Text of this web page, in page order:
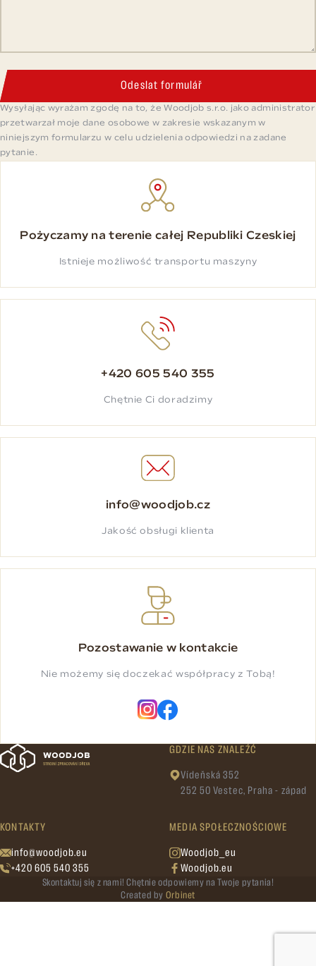
Odeslat formulář
Wysyłając wyrażam zgodę na to, że Woodjob s.r.o. jako administrator
przetwarzał moje dane osobowe w zakresie wskazanym w
niniejszym formularzu w celu udzielenia odpowiedzi na zadane
pytanie.
Pożyczamy na terenie całej Republiki Czeskiej
Istnieje możliwość transportu maszyny
+420 605 540 355
Chętnie Ci doradzimy
info@woodjob.cz
Jakość obsługi klienta
Pozostawanie w kontakcie
Nie możemy się doczekać współpracy z Tobą!
GDZIE NAS ZNALEŹĆ
Vídeňská 352
252 50 Vestec, Praha - západ
KONTAKTY
info@woodjob.eu
+420 605 540 355
MEDIA SPOŁECZNOŚCIOWE
Woodjob_eu
Woodjob.eu
Skontaktuj się z nami! Chętnie odpowiemy na Twoje pytania!
Created by Orbinet